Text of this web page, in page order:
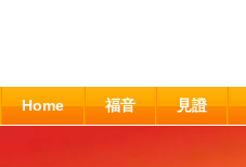
Home 福音 見證